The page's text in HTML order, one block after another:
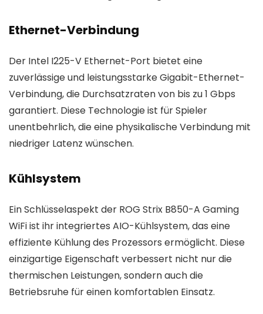
Ethernet-Verbindung
Der Intel I225-V Ethernet-Port bietet eine
zuverlässige und leistungsstarke Gigabit-Ethernet-
Verbindung, die Durchsatzraten von bis zu 1 Gbps
garantiert. Diese Technologie ist für Spieler
unentbehrlich, die eine physikalische Verbindung mit
niedriger Latenz wünschen.
Kühlsystem
Ein Schlüsselaspekt der ROG Strix B850-A Gaming
WiFi ist ihr integriertes AIO-Kühlsystem, das eine
effiziente Kühlung des Prozessors ermöglicht. Diese
einzigartige Eigenschaft verbessert nicht nur die
thermischen Leistungen, sondern auch die
Betriebsruhe für einen komfortablen Einsatz.